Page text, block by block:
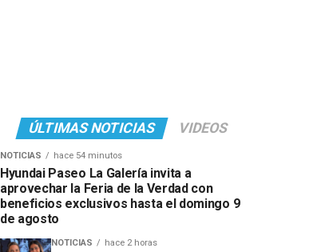
ÚLTIMAS NOTICIAS VIDEOS
NOTICIAS hace 54 minutos
Hyundai Paseo La Galería invita a
aprovechar la Feria de la Verdad con
beneficios exclusivos hasta el domingo 9
de agosto
NOTICIAS hace 2 horas